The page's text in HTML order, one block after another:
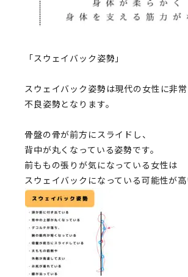
「スウェイバック姿勢」
スウェイバック姿勢は現代の女性に非
不良姿勢となります。
骨盤の骨が前方にスライドし、
背中が丸くなっている姿勢です。
前ももの張りが気になっている女性は
スウェイバックになっている可能性が